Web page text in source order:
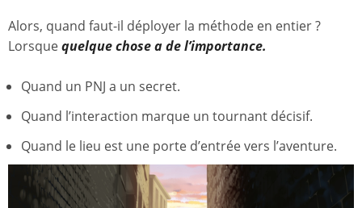
Alors, quand faut-il déployer la méthode en entier ?
Lorsquequelque chose a de l’importance.
Quand un PNJ a un secret.
Quand l’interaction marque un tournant décisif.
Quand le lieu est une porte d’entrée vers l’aventure.